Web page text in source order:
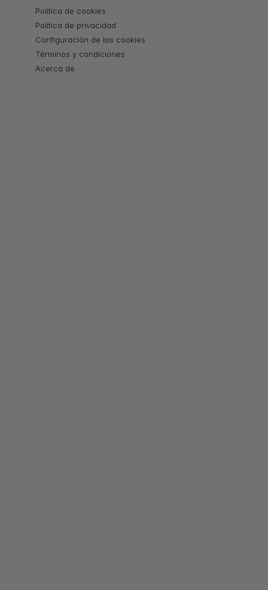
Política de cookies
Política de privacidad
Configuración de las cookies
Términos y condiciones
Acerca de